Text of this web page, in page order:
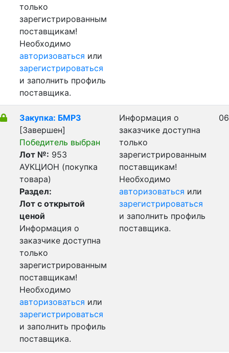
только
зарегистрированным
поставщикам!
Необходимо
авторизоваться или
зарегистрироваться
и заполнить профиль
поставщика.
Закупка: БМРЗ
[Завершен]
Победитель выбран
Лот №: 953
АУКЦИОН (покупка
товара)
Раздел:
Лот с открытой
ценой
Информация о
заказчике доступна
только
зарегистрированным
поставщикам!
Необходимо
авторизоваться или
зарегистрироваться
и заполнить профиль
поставщика.
Информация о
заказчике доступна
только
зарегистрированным
поставщикам!
Необходимо
авторизоваться или
зарегистрироваться
и заполнить профиль
поставщика.